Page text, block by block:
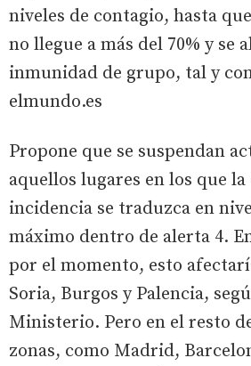
niveles de contagio, hasta
no llegue a más del 70% y se
inmunidad de grupo, tal y
elmundo.es
Propone que se suspendan
aquellos lugares en los que la
incidencia se traduzca en
máximo dentro de alerta 4.
por el momento, esto
Soria, Burgos y Palencia,
Ministerio. Pero en el resto
zonas, como Madrid,